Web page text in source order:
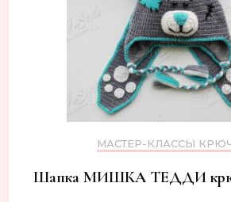
МАСТЕР-КЛАССЫ
Шапка МИШКА ТЕДДИ